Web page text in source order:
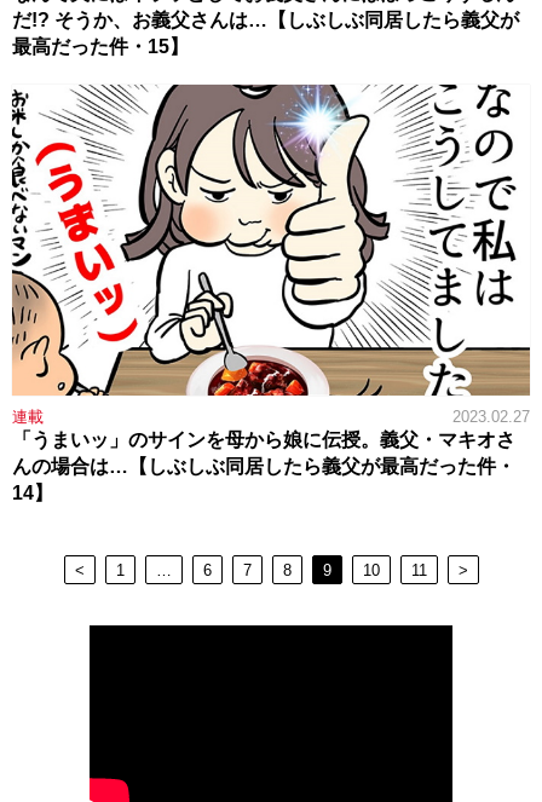
だ!? そうか、お義父さんは…【しぶしぶ同居したら義父が
最高だった件・15】
連載 2023.02.27
「うまいッ」のサインを母から娘に伝授。義父・マキオさ
んの場合は…【しぶしぶ同居したら義父が最高だった件・
14】
< 1 6 7 8 9 10 11 >